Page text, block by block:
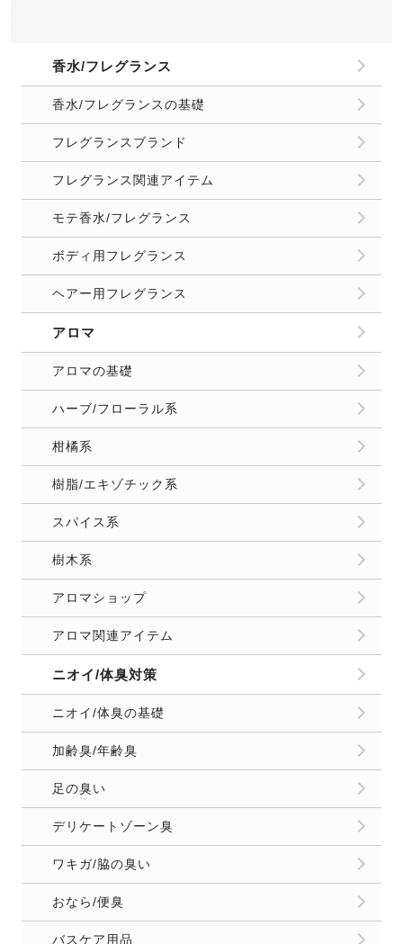
香水/フレグランス
香水/フレグランスの基礎
フレグランスブランド
フレグランス関連アイテム
モテ香水/フレグランス
ボディ用フレグランス
ヘアー用フレグランス
アロマ
アロマの基礎
ハーブ/フローラル系
柑橘系
樹脂/エキゾチック系
スパイス系
樹木系
アロマショップ
アロマ関連アイテム
ニオイ/体臭対策
ニオイ/体臭の基礎
加齢臭/年齢臭
足の臭い
デリケートゾーン臭
ワキガ/脇の臭い
おなら/便臭
バスケア用品